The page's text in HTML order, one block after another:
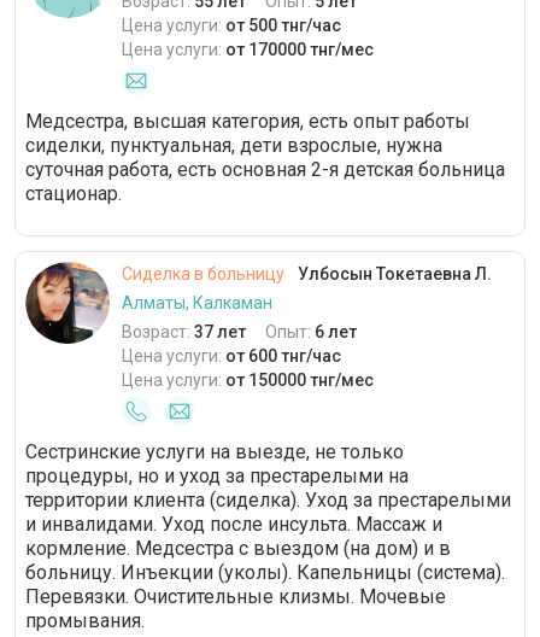
Цена услуги: от 500 тнг/час
Цена услуги: от 170000 тнг/мес
Медсестра, высшая категория, есть опыт работы
сиделки, пунктуальная, дети взрослые, нужна
суточная работа, есть основная 2-я детская больница
стационар.
Сиделка в больницу
Улбосын Токетаевна Л.
Алматы, Калкаман
Возраст: 37 лет Опыт: 6 лет
Цена услуги: от 600 тнг/час
Цена услуги: от 150000 тнг/мес
Сестринские услуги на выезде, не только
процедуры, но и уход за престарелыми на
территории клиента (сиделка). Уход за престарелыми
и инвалидами. Уход после инсульта. Массаж и
кормление. Медсестра с выездом (на дом) и в
больницу. Инъекции (уколы). Капельницы (система).
Перевязки. Очистительные клизмы. Мочевые
промывания.